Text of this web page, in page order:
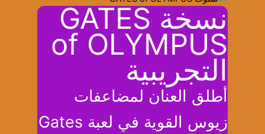
نسخة GATES
of OLYMPUS
التجريبية
أطلق العنان لمضاعفات
زيوس القوية في لعبة Gates